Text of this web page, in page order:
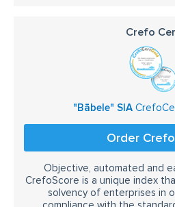
Crefo
"Bābele" SIA
Order
Objective, automated and
CrefoScore is a unique index
solvency of enterprises in